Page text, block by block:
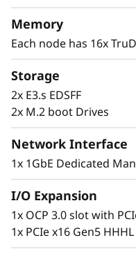
o
d
o
e
A
compatibilidad con
SD530 V3 es ideal
de datos
densidad de la
aplicaciones cloud.
Memory
Each node has 16x
Storage
2x E3.s EDSFF
2x M.2 boot Drives
Network Interface
1x 1GbE Dedicated
I/O Expansion
1x OCP 3.0 slot with
1x PCIe x16 Gen5